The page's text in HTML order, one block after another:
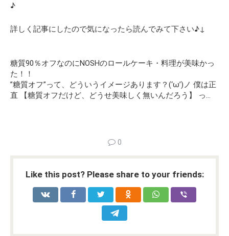
♪
詳しく記事にしたので気になったら読んでみて下さい♪↓
糖質90％オフなのにNOSHのロールケーキ・料理が美味かっ
た！！
”糖質オフ”って、どういうイメージあります？(‘ω’)ノ 僕は正
直 【糖質オフだけど、どうせ美味しく無いんだろう】 っ…
0
Like this post? Please share to your friends: